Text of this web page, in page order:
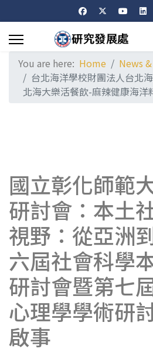
You are here: Home
News
台北海洋學校財團法人台北
北海大樂活餐飲-麻辣健康海洋
國立彰化師範
研討會：本土
視野：從亞洲
六屆社會科學
研討會暨第七
心理學學術研
啟事